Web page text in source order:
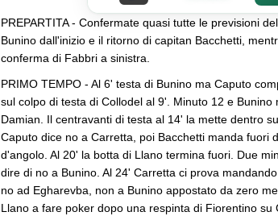
PREPARTITA - Confermate quasi tutte le previsioni
Bunino dall'inizio e il ritorno di capitan Bacchetti,
conferma di Fabbri a sinistra.
PRIMO TEMPO - Al 6' testa di Bunino ma Caputo
sul colpo di testa di Collodel al 9'. Minuto 12 e Bunino
Damian. Il centravanti di testa al 14' la mette dentro
Caputo dice no a Carretta, poi Bacchetti manda fuori
d'angolo. Al 20' la botta di Llano termina fuori. Due
dire di no a Bunino. Al 24' Carretta ci prova
no ad Egharevba, non a Bunino appostato da zero
Llano a fare poker dopo una respinta di Fiorentino su